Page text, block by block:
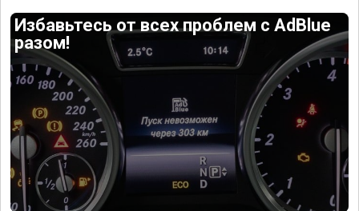
Избавьтесь от всех проблем с AdBlue
разом!